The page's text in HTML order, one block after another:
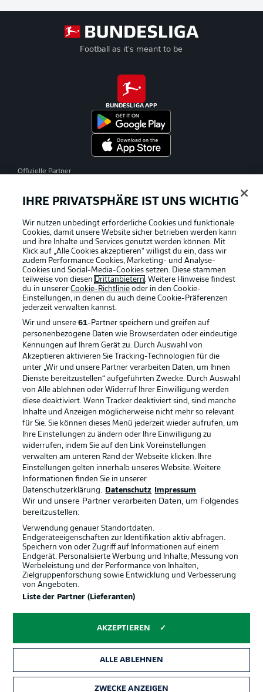
Football as it's meant to be
BUNDESLIGA APP
Offizielle Partner
Rechtliche Hinweise Voreinstellungen verwalten
Datenschutz Nutzungsbedingungen
Kontakt Jobs
Impressum Partner
Spieler Liveticker
AGB
© 2026 Bundesliga-Gruppe GmbH
Anzeige Modus
IHRE PRIVATSPHÄRE IST UNS WICHTIG
Wir nutzen unbedingt erforderliche Cookies und funktionale
Cookies, damit unsere Website sicher betrieben werden kann
und ihre Inhalte und Services genutzt werden können. Mit
Klick auf „Alle Cookies akzeptieren“ willigst du ein, dass wir
zudem Performance Cookies, Marketing- und Analyse-
Cookies und Social-Media-Cookies setzen. Diese stammen
teilweise von diesen Drittanbietern. Weitere Hinweise findest
du in unsererCookie-Richtlinie oder in den Cookie-
Einstellungen, in denen du auch deine Cookie-Präferenzen
jederzeit verwalten kannst.
Wir und unsere61-Partner speichern und greifen auf
personenbezogene Daten wie Browserdaten oder eindeutige
Kennungen auf Ihrem Gerät zu. Durch Auswahl von
Akzeptieren aktivieren Sie Tracking-Technologien für die
unter „Wir und unsere Partner verarbeiten Daten, um Ihnen
Dienste bereitzustellen“ aufgeführten Zwecke. Durch Auswahl
von Alle ablehnen oder Widerruf Ihrer Einwilligung werden
diese deaktiviert. Wenn Tracker deaktiviert sind, sind manche
Inhalte und Anzeigen möglicherweise nicht mehr so relevant
für Sie. Sie können dieses Menü jederzeit wieder aufrufen, um
Ihre Einstellungen zu ändern oder Ihre Einwilligung zu
widerrufen, indem Sie auf den Link Voreinstellungen
verwalten am unteren Rand der Webseite klicken. Ihre
Einstellungen gelten innerhalb unseres Website. Weitere
Informationen finden Sie in unserer
Datenschutzerklärung.
Datenschutz Impressum
Wir und unsere Partner verarbeiten Daten, um Folgendes
bereitzustellen:
Verwendung genauer Standortdaten.
Endgeräteeigenschaften zur Identifikation aktiv abfragen.
Speichern von oder Zugriff auf Informationen auf einem
Endgerät. Personalisierte Werbung und Inhalte, Messung von
Werbeleistung und der Performance von Inhalten,
Zielgruppenforschung sowie Entwicklung und Verbesserung
von Angeboten.
Liste der Partner (Lieferanten)
AKZEPTIEREN
ALLE ABLEHNEN
ZWECKE ANZEIGEN